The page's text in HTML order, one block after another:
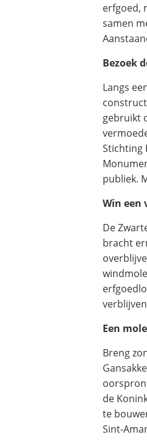
erfgoed,
samen
Bezoek
Langs
gebruikt
Stichting
publiek.
Win een
De
bracht
Een
Breng
de
te
Sint-